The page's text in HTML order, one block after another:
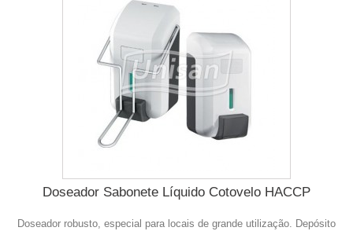
Doseador Sabonete Líquido Cotovelo HACCP
Doseador robusto, especial para locais de grande utilização. Depósito